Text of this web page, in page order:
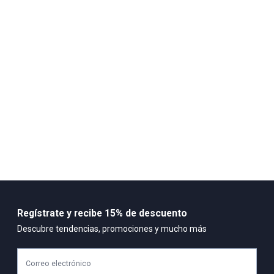
Regístrate y recibe 15% de descuento
Descubre tendencias, promociones y mucho más
Correo electrónico